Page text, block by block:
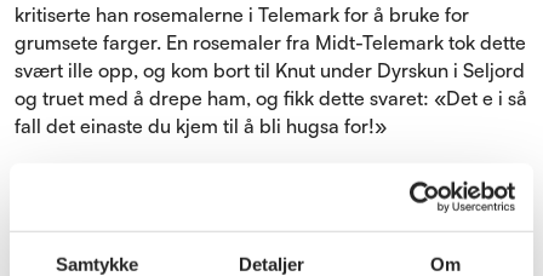
Samtykke Detaljer Om
kritiserte han rosemalerne i Telemark for å bruke for
grumsete farger. En rosemaler fra Midt-Telemark tok dette
svært ille opp, og kom bort til Knut under Dyrskun i Seljord
og truet med å drepe ham, og fikk dette svaret: «Det e i så
fall det einaste du kjem til å bli hugsa for!»
Fortelle historier